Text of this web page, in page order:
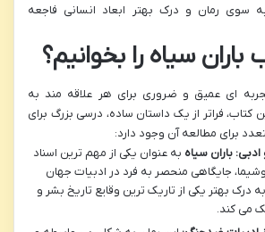
سوی رمان و درک بهتر ابعاد انسانی فاجعه
باران سیاه را بخوانیم؟
ای عمیق و ضروری برای هر علاقه مند به
کتاب، فراتر از یک داستان ساده، درسی بزرگ برای
برای مطالعه آن وجود دارد:
باران سیاه به عنوان یکی از مهم ترین اسناد
جایگاهی منحصر به فرد در ادبیات جهان
درک بهتر یکی از تاریک ترین وقایع تاریخ بشر و
می کند.